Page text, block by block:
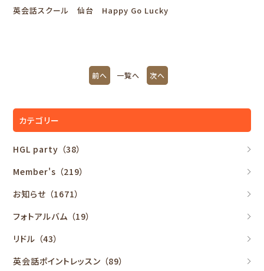
英会話スクール 仙台 Happy Go Lucky
前へ 一覧へ 次へ
カテゴリー
HGL party （38）
Member's （219）
お知らせ （1671）
フォトアルバム （19）
リドル （43）
英会話ポイントレッスン （89）